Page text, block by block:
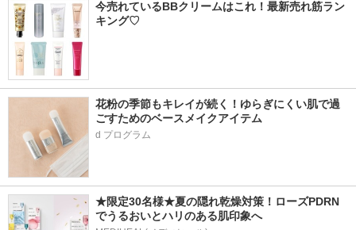
今売れているBBクリームはこれ！最新売れ筋ラン
キング♡
花粉の季節もキレイが続く！ゆらぎにくい肌で過
ごすためのベースメイクアイテム
d プログラム
★限定30名様★夏の隠れ乾燥対策！ローズPDRN
でうるおいとハリのある肌印象へ